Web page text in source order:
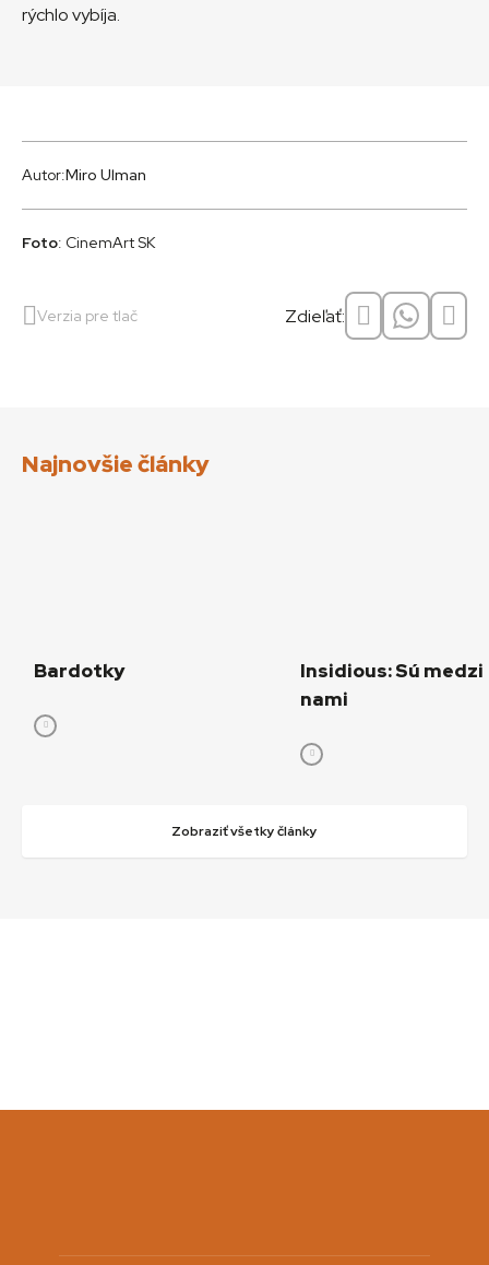
rýchlo vybíja.
Autor:Miro Ulman
Foto: CinemArt SK
Verzia pre tlač Zdieľať:
Najnovšie články
Bardotky
Insidious: Sú medzi
nami
Zobraziť všetky články